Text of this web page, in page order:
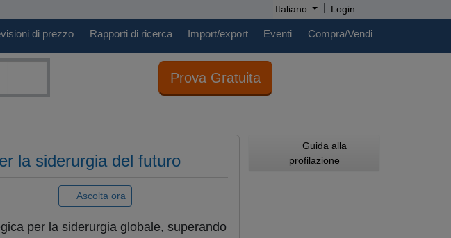
Italiano | Login
di prezzo Rapporti di ricerca Import/export Eventi Compra/Vendi
Prova Gratuita
la siderurgia del futuro
Ascolta ora
per la siderurgia globale, superando
Guida alla
profilazione